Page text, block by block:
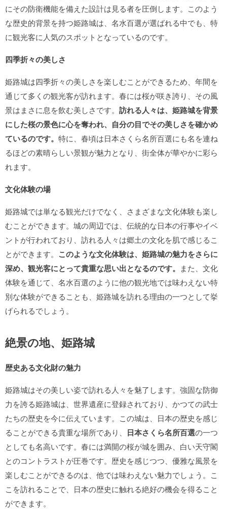
にその防衛機能を備えた設計は見る者を圧倒します。このよう
な歴史的背景を持つ姫路城は、名水百選が選ばれる中でも、特
に観光客に人気のスポットとなっているのです。
四季折々の美しさ
姫路城は四季折々の美しさを楽しむことができるため、年間を
通じて多くの観光客が訪れます。春には桜が咲き誇り、その風
景はまさに息を飲む美しさです。 訪れる人々は、姫路城を背景
にした桜の景色に心を奪われ、自分の目でその美しさを確かめ
ているのです。 特に、春頃は日本さくら名所百選にも名を連ね
るほどの素晴らしい景観が魅力となり、街全体が華やかに彩ら
れます。
文化体験の場
姫路城では単なる観光だけでなく、さまざまな文化体験も楽し
むことができます。城の周辺では、伝統的な日本の行事やイベ
ントが行われており、訪れる人々は郷土の文化を肌で感じるこ
とができます。 このような文化体験は、姫路城の魅力をさらに
深め、観光客にとって貴重な思い出となるのです。 また、文化
体験を通じて、名水百選のように他の観光地では味わえない特
別な体験ができることも、姫路城を訪れる理由の一つとして挙
げられるでしょう。
絶景の地、姫路城
歴史ある文化財の魅力
姫路城はその美しい姿で訪れる人々を魅了します。強固な防御
力を誇る姫路城は、世界遺産に登録されており、かつての武士
たちの歴史を今に伝えています。この城は、日本の歴史を感じ
ることができる貴重な場所であり、 日本さくら名所百選の一つ
としても名高いです。春には満開の桜が城を囲み、白い天守閣
とのコントラストが圧巻です。歴史を感じつつ、優雅な風景を
楽しむことができるのは、他では味わえない魅力でしょう。こ
こを訪れることで、日本の歴史に触れる絶好の機会を得ること
ができます。